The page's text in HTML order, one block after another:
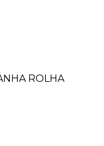
ROLHA